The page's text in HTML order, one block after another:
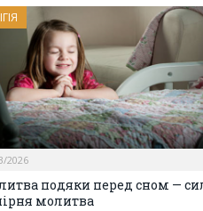
2026
подяки перед сном —
молитва